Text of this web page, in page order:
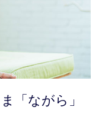
「ながら」